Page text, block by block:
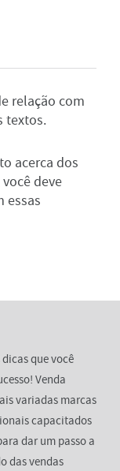
relação com
textos.
acerca dos
deve
essas
que você
Venda
variadas marcas
capacitados
dar um passo a
das vendas